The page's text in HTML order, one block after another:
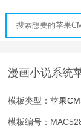
漫画小说系统
模板类型：苹果
模板编号：